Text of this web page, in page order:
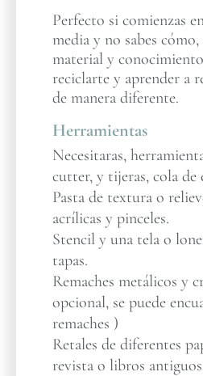
Perfecto si comienzas
media y no sabes
material y
reciclarte y aprender a
de manera diferente.
Herramientas
Necesitaras,
cutter, y tijeras, cola de
Pasta de textura o
acrílicas y pinceles.
Stencil y una tela o
tapas.
Remaches metálicos y
opcional, se puede
remaches )
Retales de diferentes
revista o libros